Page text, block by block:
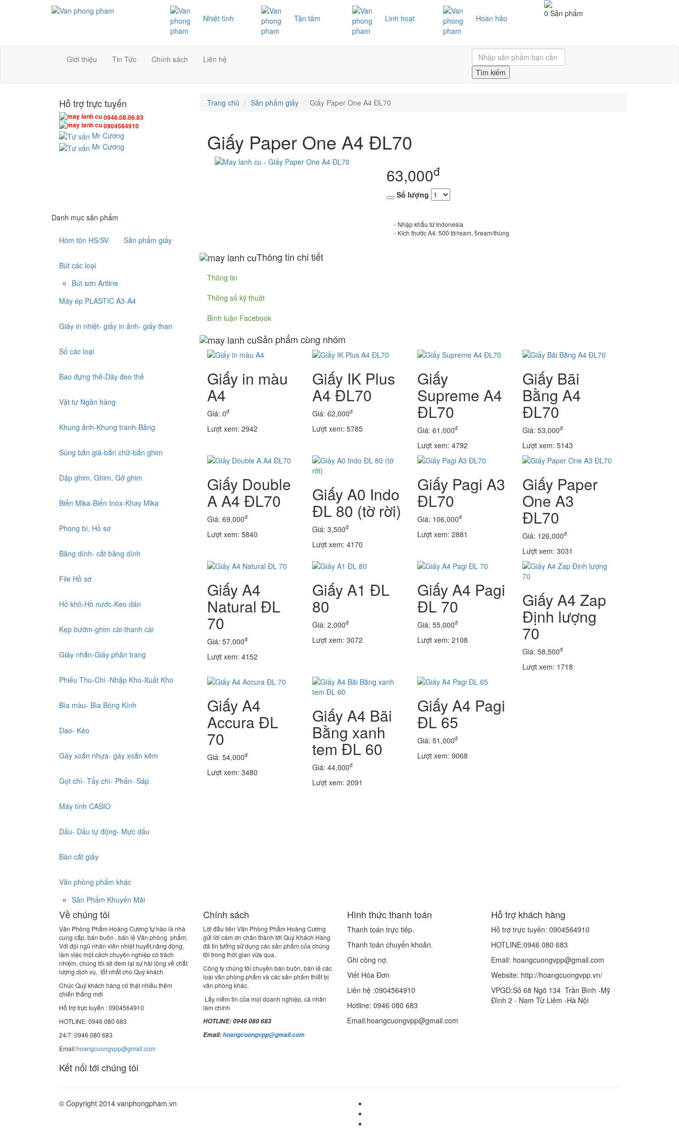
Nhiệt tình Tận tâm Linh hoạt Hoàn hảo 0 Sản phẩm
Giới thiệu Tin Tức Chính sách
Liên hệ
Tìm kiếm
Hỗ trợ trực tuyến
0946.08.06.83
0904564910
Mr Cương
Mr Cương
Danh mục sản phẩm
Hòm tôn HS/SV Sản phẩm giấy
Bút các loại
Bút sơn Artline
Máy ép PLASTIC A3-A4
Giấy in nhiệt- giấy in ảnh- giấy than
Sổ các loại
Bao đựng thẻ-Dây đeo thẻ
Vật tư Ngân hàng
Khung ảnh-Khung tranh-Bảng
Súng bắn giá-bắn chữ-bắn ghim
Dập ghim, Ghim, Gỡ ghim
Biển Mika-Biển Inox-Khay Mika
Phong bì, Hồ sơ
Băng dính- cắt băng dính
File Hồ sơ
Hồ khô-Hồ nước-Keo dán
Kẹp bướm-ghim cài-thanh cài
Giấy nhắn-Giấy phân trang
Phiếu Thu-Chi -Nhập Kho-Xuất Kho
Bìa màu- Bìa Bóng Kính
Dao- Kéo
Gáy xoắn nhựa- gáy xoắn kẽm
Gọt chì- Tẩy chì- Phấn- Sáp
Máy tính CASIO
Dấu- Dấu tự động- Mực dấu
Bàn cắt giấy
Văn phòng phẩm khác
Sản Phẩm Khuyến Mãi
Trang chủ Sản phẩm giấy Giấy Paper One A4 ĐL70
Giấy Paper One A4 ĐL70
63,000đ
Số lượng
- Nhập khẩu từ Indonesia
- Kích thước A4: 500 tờ/ream, 5ream/thùng
Thông tin chi tiết
Thông tin
Thông số kỹ thuật
Bình luận Facebook
Sản phẩm cùng nhóm
Giấy in màu
A4
Giá: 0đ
Lượt xem: 2942
Giấy IK Plus
A4 ĐL70
Giá: 62,000đ
Lượt xem: 5785
Giấy
Supreme A4
ĐL70
Giá: 61,000đ
Lượt xem: 4792
Giấy Bãi
Bằng A4
ĐL70
Giá: 53,000đ
Lượt xem: 5143
Giấy Double
A A4 ĐL70
Giá: 69,000đ
Lượt xem: 5840
Giấy A0 Indo
ĐL 80 (tờ rời)
Giá: 3,500đ
Lượt xem: 4170
Giấy Pagi A3
ĐL70
Giá: 106,000đ
Lượt xem: 2881
Giấy Paper
One A3
ĐL70
Giá: 126,000đ
Lượt xem: 3031
Giấy A4
Natural ĐL
70
Giá: 57,000đ
Lượt xem: 4152
Giấy A1 ĐL
80
Giá: 2,000đ
Lượt xem: 3072
Giấy A4 Pagi
ĐL 70
Giá: 55,000đ
Lượt xem: 2108
Giấy A4 Zap
Định lượng
70
Giá: 58,500đ
Lượt xem: 1718
Giấy A4
Accura ĐL
70
Giá: 54,000đ
Lượt xem: 3480
Giấy A4 Bãi
Bằng xanh
tem ĐL 60
Giá: 44,000đ
Lượt xem: 2091
Giấy A4 Pagi
ĐL 65
Giá: 51,000đ
Lượt xem: 9068
Về chúng tôi
Văn Phòng Phẩm Hoàng Cương tự hào là nhà
cung cấp, bán buôn , bán lẻ Văn phòng phẩm.
Với đội ngũ nhân viên nhiệt huyết,năng động,
làm việc một cách chuyên nghiệp có trách
nhiệm, chúng tôi sẽ đem lại sự hài lòng về chất
lượng dịch vụ, tốt nhất cho Quý khách
Chúc Quý khách hàng có thật nhiều thêm
chiến thắng mới
Hỗ trợ trực tuyến : 0904564910
HOTLINE: 0946 080 683
24/7: 0946 080 683
Email:hoangcuongvpp@gmail.com
Chính sách
Lời đầu tiên Văn Phòng Phẩm Hoàng Cương
gửi lời cám ơn chân thành tới Quý Khách Hàng
đã tin tưởng sử dụng các sản phẩm của chúng
tôi trong thời gian vừa qua.
Công ty chúng tôi chuyên bán buôn, bán lẻ các
loại văn phòng phẩm và các sản phẩm thiết bị
văn phòng khác.
Lấy niềm tin của mọi doanh nghiệp, cá nhân
làm chính
HOTLINE: 0946 080 683
Email:hoangcuongvpp@gmail.com
Hình thức thanh toán
Thanh toán trực tiếp.
Thanh toán chuyển khoản.
Ghi công nợ.
Viết Hóa Đơn
Liên hệ :0904564910
Hotline: 0946 080 683
Email:hoangcuongvpp@gmail.com
Hỗ trợ khách hàng
Hỗ trợ trực tuyến: 0904564910
HOTLINE:0946 080 683
Email: hoangcuongvpp@gmail.com
Website: http://hoangcuongvpp.vn/
VPGD:Số 68 Ngõ 134 Trần Bình -Mỹ
Đình 2 - Nam Từ Liêm -Hà Nội
Kết nối tới chúng tôi
© Copyright 2014 vanphongpham.vn